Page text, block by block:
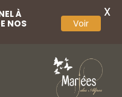
10-Lovely-Mariées
À
NOS
Voir
X